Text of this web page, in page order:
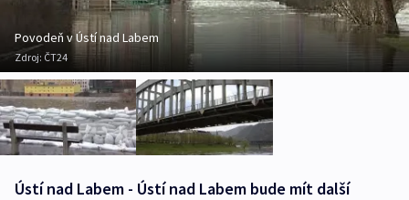
Povodeň v Ústí nad Labem
Zdroj: ČT24
Ústí nad Labem - Ústí nad Labem bude mít další